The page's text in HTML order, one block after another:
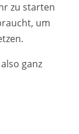
zu starten
um
ganz